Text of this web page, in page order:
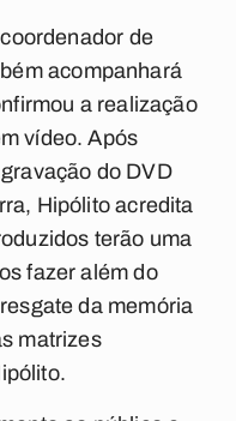
de
acompanhará
a realização
vídeo. Após
do DVD
Hipólito acredita
terão uma
fazer além do
da memória
matrizes